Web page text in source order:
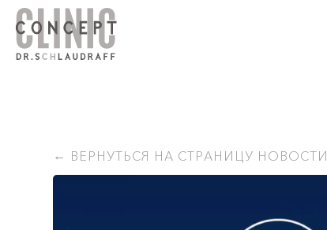
ВЕРНУТЬСЯ НА СТРАНИЦУ НОВОСТИ